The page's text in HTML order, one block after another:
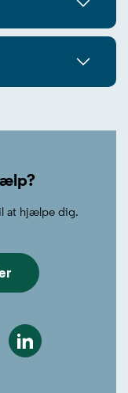
at hjælpe dig.
Linkedin